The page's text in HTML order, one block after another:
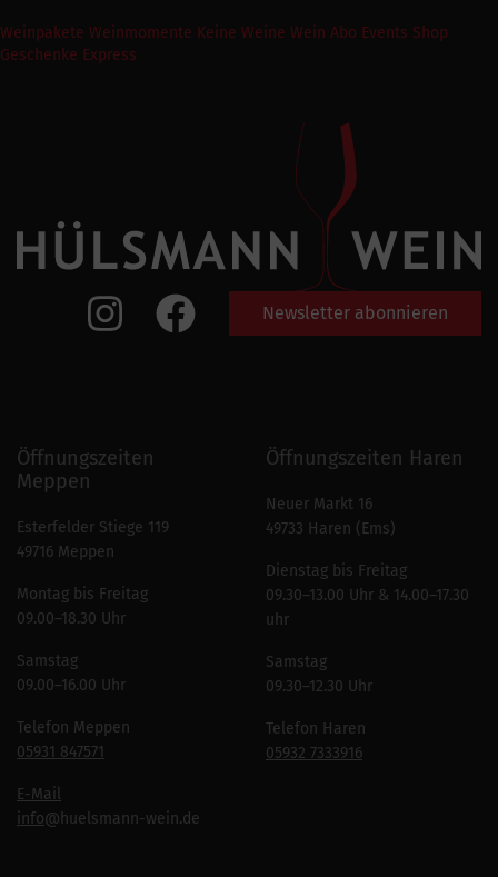
Weinpakete Weinmomente Keine Weine Wein Abo Events Shop
Geschenke Express
Newsletter abonnieren
Öffnungszeiten
Meppen
Esterfelder Stiege 119
49716 Meppen
Montag bis Freitag
09.00–18.30 Uhr
Samstag
09.00–16.00 Uhr
Telefon Meppen
05931 847571
E-Mail
info@huelsmann-wein.de
Öffnungszeiten Haren
Neuer Markt 16
49733 Haren (Ems)
Dienstag bis Freitag
09.30–13.00 Uhr & 14.00–17.30
uhr
Samstag
09.30–12.30 Uhr
Telefon Haren
05932 7333916